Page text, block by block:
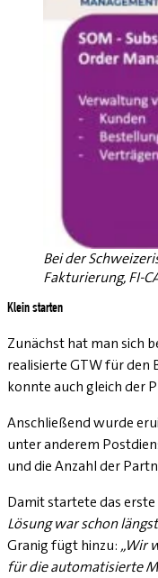
Bei der
Fakturierung, FI-
Klein starten
Zunächst hat man sich
realisierte GTW für den
konnte auch gleich der
Anschließend wurde
unter anderem
und die Anzahl der
Damit startete das
Lösung war schon
Granig fügt hinzu: „Wir
für die automatisierte